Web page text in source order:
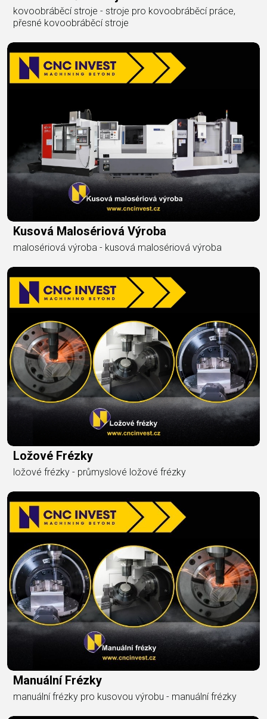
kovoobráběcí stroje - stroje pro kovoobráběcí práce,
přesné kovoobráběcí stroje
Kusová Malosériová Výroba
malosériová výroba - kusová malosériová výroba
Ložové Frézky
ložové frézky - průmyslové ložové frézky
Manuální Frézky
manuální frézky pro kusovou výrobu - manuální frézky